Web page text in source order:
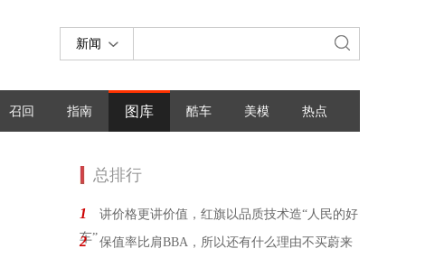
新闻
召回 指南 图库 酷车 美模 热点
总排行
1
讲价格更讲价值，红旗以品质技术造“人民的好
车”
2
保值率比肩BBA，所以还有什么理由不买蔚来